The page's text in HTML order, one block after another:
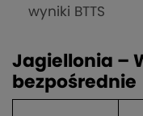
wyniki BTTS
Jagiellonia –
bezpośrednie